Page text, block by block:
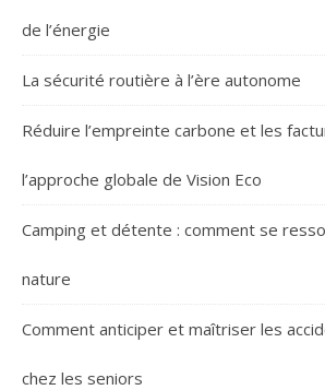
de l’énergie
La sécurité routière à l’ère autonome
Réduire l’empreinte carbone et les
l’approche globale de Vision Eco
Camping et détente : comment se
nature
Comment anticiper et maîtriser les
chez les seniors